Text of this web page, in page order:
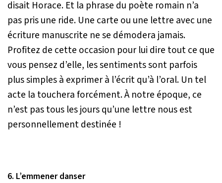
disait Horace. Et la phrase du poète romain n’a
pas pris une ride. Une carte ou une lettre avec une
écriture manuscrite ne se démodera jamais.
Profitez de cette occasion pour lui dire tout ce que
vous pensez d’elle, les sentiments sont parfois
plus simples à exprimer à l’écrit qu’à l’oral. Un tel
acte la touchera forcément. À notre époque, ce
n’est pas tous les jours qu’une lettre nous est
personnellement destinée !
6. L’emmener danser